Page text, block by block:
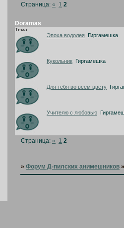
Doramas
Страница:« 1 2
Тема
Эпоха водолея Гиргамешка
Кукольник Гиргамешка
Для тебя во всём цвету
Учителю с любовью
Страница:« 1 2
»Форум Д-пилских анимешников »